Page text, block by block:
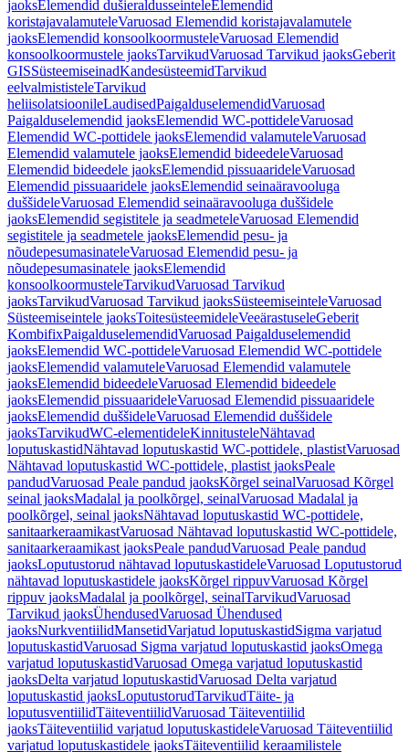
jaoksElemendid dušieraldusseinteleElemendid
koristajavalamuteleVaruosad Elemendid koristajavalamutele
jaoksElemendid konsoolkoormusteleVaruosad Elemendid
konsoolkoormustele jaoksTarvikudVaruosad Tarvikud jaoksGeberit
GISSüsteemiseinadKandesüsteemidTarvikud
eelvalmististeleTarvikud
heliisolatsioonileLaudisedPaigalduselemendidVaruosad
Paigalduselemendid jaoksElemendid WC-pottideleVaruosad
Elemendid WC-pottidele jaoksElemendid valamuteleVaruosad
Elemendid valamutele jaoksElemendid bideedeleVaruosad
Elemendid bideedele jaoksElemendid pissuaarideleVaruosad
Elemendid pissuaaridele jaoksElemendid seinaäravooluga
duššideleVaruosad Elemendid seinaäravooluga duššidele
jaoksElemendid segistitele ja seadmeteleVaruosad Elemendid
segistitele ja seadmetele jaoksElemendid pesu- ja
nõudepesumasinateleVaruosad Elemendid pesu- ja
nõudepesumasinatele jaoksElemendid
konsoolkoormusteleTarvikudVaruosad Tarvikud
jaoksTarvikudVaruosad Tarvikud jaoksSüsteemiseinteleVaruosad
Süsteemiseintele jaoksToitesüsteemideleVeeärastuseleGeberit
KombifixPaigalduselemendidVaruosad Paigalduselemendid
jaoksElemendid WC-pottideleVaruosad Elemendid WC-pottidele
jaoksElemendid valamuteleVaruosad Elemendid valamutele
jaoksElemendid bideedeleVaruosad Elemendid bideedele
jaoksElemendid pissuaarideleVaruosad Elemendid pissuaaridele
jaoksElemendid duššideleVaruosad Elemendid duššidele
jaoksTarvikudWC-elementideleKinnitusteleNähtavad
loputuskastidNähtavad loputuskastid WC-pottidele, plastistVaruosad
Nähtavad loputuskastid WC-pottidele, plastist jaoksPeale
pandudVaruosad Peale pandud jaoksKõrgel seinalVaruosad Kõrgel
seinal jaoksMadalal ja poolkõrgel, seinalVaruosad Madalal ja
poolkõrgel, seinal jaoksNähtavad loputuskastid WC-pottidele,
sanitaarkeraamikastVaruosad Nähtavad loputuskastid WC-pottidele,
sanitaarkeraamikast jaoksPeale pandudVaruosad Peale pandud
jaoksLoputustorud nähtavad loputuskastideleVaruosad Loputustorud
nähtavad loputuskastidele jaoksKõrgel rippuvVaruosad Kõrgel
rippuv jaoksMadalal ja poolkõrgel, seinalTarvikudVaruosad
Tarvikud jaoksÜhendusedVaruosad Ühendused
jaoksNurkventiilidMansetidVarjatud loputuskastidSigma varjatud
loputuskastidVaruosad Sigma varjatud loputuskastid jaoksOmega
varjatud loputuskastidVaruosad Omega varjatud loputuskastid
jaoksDelta varjatud loputuskastidVaruosad Delta varjatud
loputuskastid jaoksLoputustorudTarvikudTäite- ja
loputusventiilidTäiteventiilidVaruosad Täiteventiilid
jaoksTäiteventiilid varjatud loputuskastideleVaruosad Täiteventiilid
varjatud loputuskastidele jaoksTäiteventiilid keraamilistele